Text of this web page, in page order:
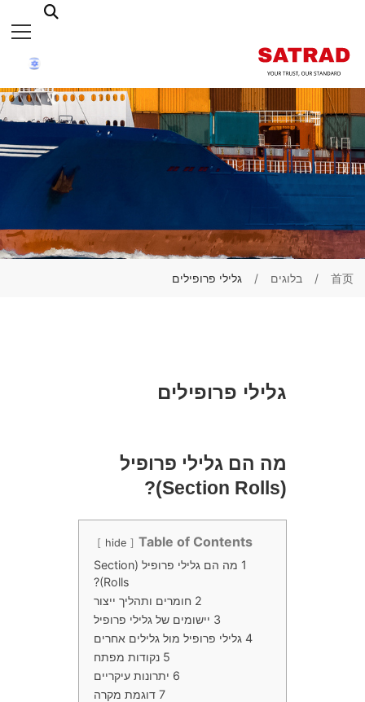
首页 בלוגים גלילי פרופילים
גלילי פרופילים
מה הם גלילי פרופיל
(Section Rolls)?
Table of Contents
hide
1
מה הם גלילי פרופיל (Section
Rolls)?
2 חומרים ותהליך ייצור
3 יישומים של גלילי פרופיל
4 גלילי פרופיל מול גלילים אחרים
5 נקודות מפתח
6 יתרונות עיקריים
7 דוגמת מקרה